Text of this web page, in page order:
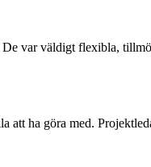
var väldigt flexibla,
ha göra med.